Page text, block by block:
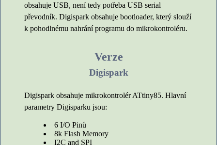
obsahuje USB, není tedy potřeba USB serial
převodník. Digispark obsahuje bootloader, který slouží
k pohodlnému nahrání programu do mikrokontroléru.
Verze
Digispark
Digispark obsahuje mikrokontrolér ATtiny85. Hlavní
parametry Digisparku jsou:
6 I/O Pinů
8k Flash Memory
I2C and SPI